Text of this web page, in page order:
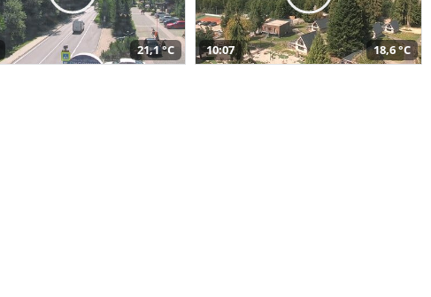
21,1 °C 10:07 18,6 °C